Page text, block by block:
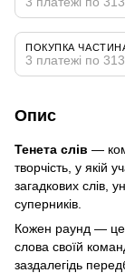
ПОКУПКА
3 платежі по
Опис
Тенета слів —
творчість, у якій
загадкових слів,
суперників.
Кожен раунд — це
слова своїй
заздалегідь